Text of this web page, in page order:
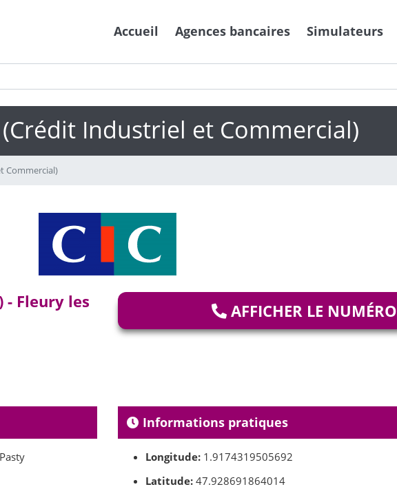
Accueil Agences bancaires Simulateurs
(Crédit Industriel et Commercial)
Commercial)
- Fleury les
AFFICHER LE NUMÉRO
Informations pratiques
Longitude: 1.9174319505692
Latitude: 47.928691864014